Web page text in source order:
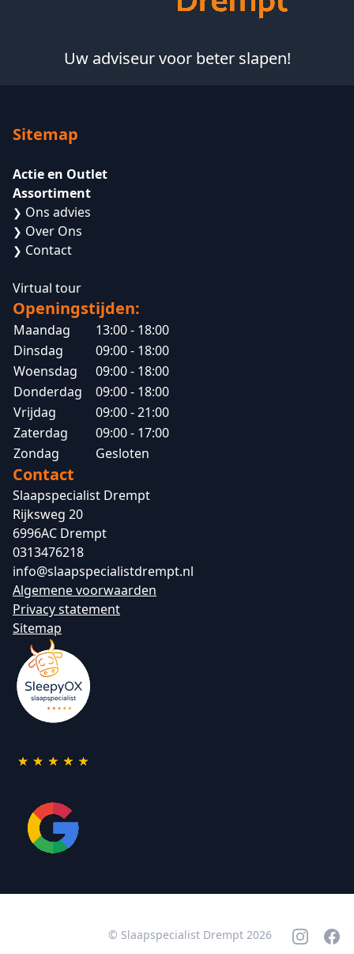
Uw adviseur voor beter slapen!
Sitemap
Actie en Outlet
Assortiment
❯ Ons advies
❯ Over Ons
❯ Contact
Virtual tour
Openingstijden:
Maandag
13:00 - 18:00
Dinsdag
09:00 - 18:00
Woensdag
09:00 - 18:00
Donderdag
09:00 - 18:00
Vrijdag
09:00 - 21:00
Zaterdag
09:00 - 17:00
Zondag
Gesloten
Contact
Slaapspecialist Drempt
Rijksweg 20
6996AC Drempt
0313476218
info@slaapspecialistdrempt.nl
Algemene voorwaarden
Privacy statement
Sitemap
© Slaapspecialist Drempt 2026 Instagram